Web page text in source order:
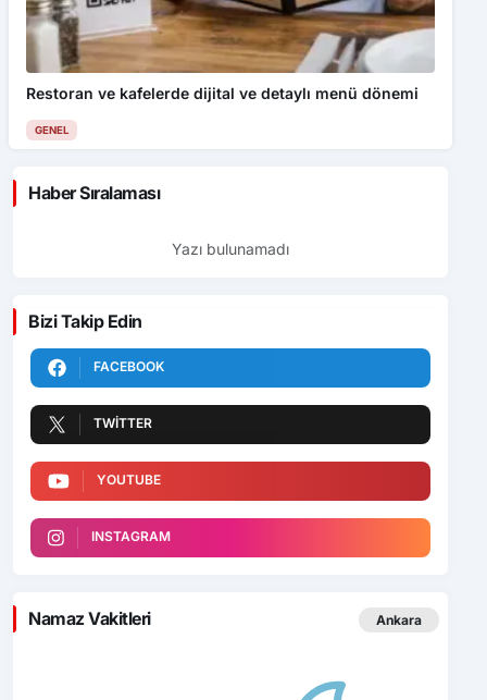
Restoran ve kafelerde dijital ve detaylı menü dönemi
GENEL
Haber Sıralaması
Yazı bulunamadı
Bizi Takip Edin
FACEBOOK
TWITTER
YOUTUBE
INSTAGRAM
Namaz Vakitleri Ankara